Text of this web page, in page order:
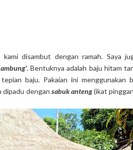
disambut dengan ramah. Saya
. Bentuknya adalah baju hitam
baju. Pakaian ini menggunakan
dipadu dengan sabuk anteng(ikat